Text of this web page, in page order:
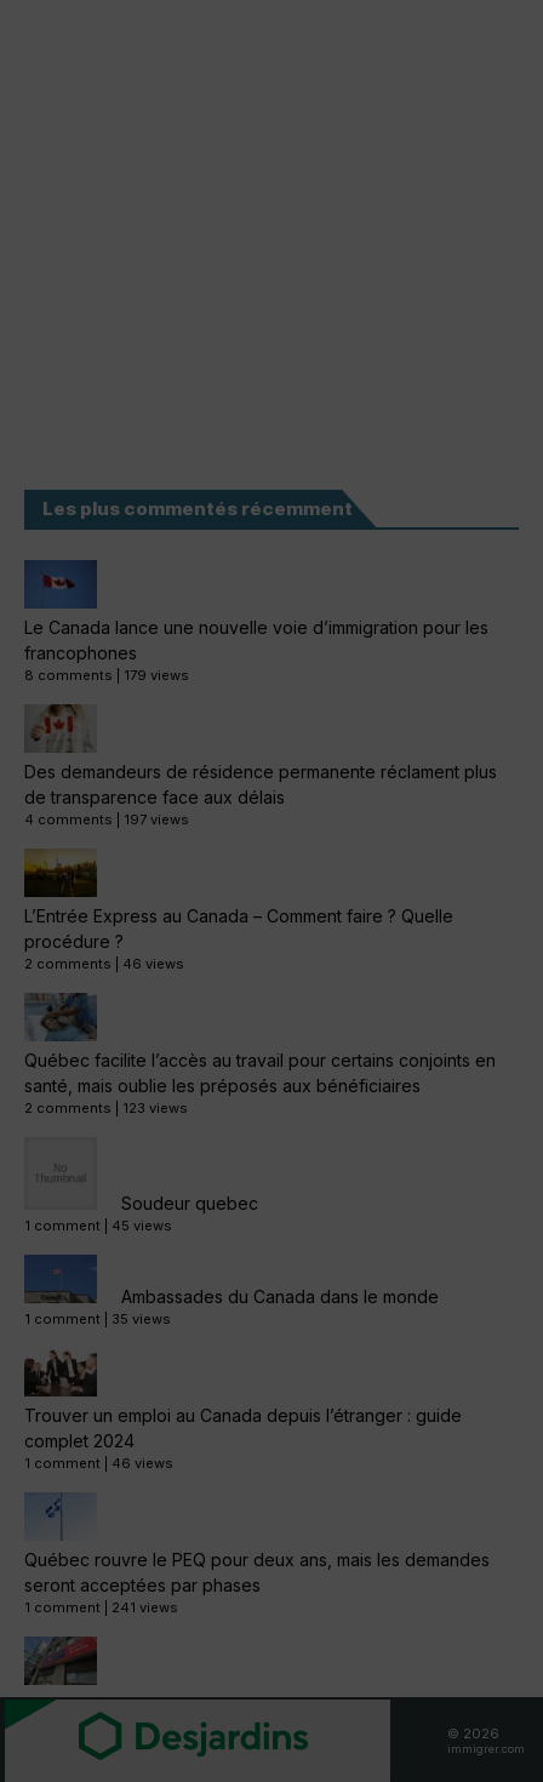
Les plus commentés récemment
Le Canada lance une nouvelle voie d’immigration pour les
francophones
8 comments 179 views
Des demandeurs de résidence permanente réclament plus
de transparence face aux délais
4 comments 197 views
L’Entrée Express au Canada – Comment faire ? Quelle
procédure ?
2 comments 46 views
Québec facilite l’accès au travail pour certains conjoints en
santé, mais oublie les préposés aux bénéficiaires
2 comments 123 views
Soudeur quebec
1 comment 45 views
Ambassades du Canada dans le monde
1 comment 35 views
Trouver un emploi au Canada depuis l’étranger : guide
complet 2024
1 comment 46 views
Québec rouvre le PEQ pour deux ans, mais les demandes
seront acceptées par phases
1 comment 241 views
Expatriés Français au Canada : Postes Canada n’achemine
plus vos colis vers la France
1 comment|4.3k views
© 2026
immigrer.com